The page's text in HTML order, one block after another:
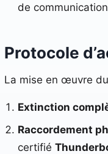
de
Protocole
La mise en œuvre
Extinction
Raccordement
certifié